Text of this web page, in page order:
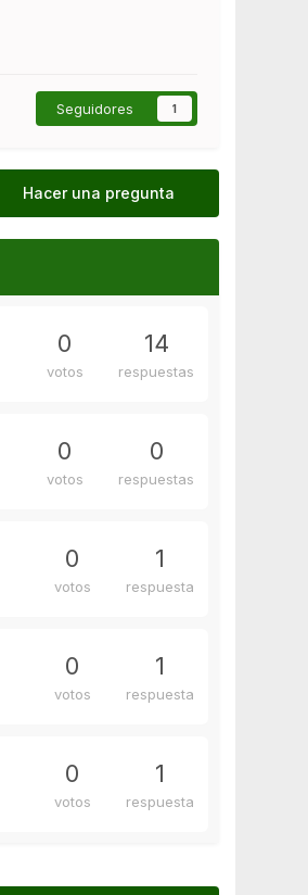
Seguidores 1
Hacer una pregunta
0
votos
14
respuestas
0
votos
0
respuestas
0
votos
1
respuesta
0
votos
1
respuesta
0
votos
1
respuesta